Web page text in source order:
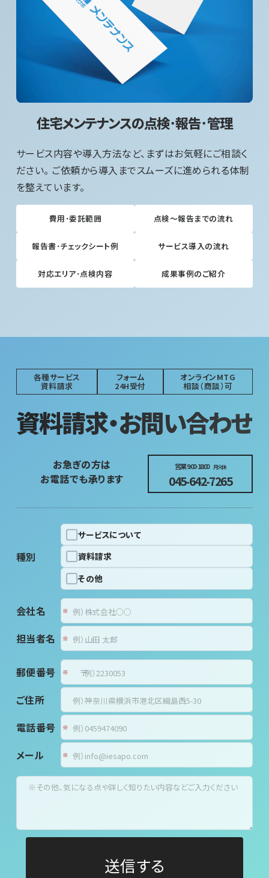
住宅メンテナンスの点検･報告･管理
サービス内容や導入方法など、まずはお気軽にご相談く
ださい。 ご依頼から導入までスムーズに進められる体制
を整えています。
費用･委託範囲 点検～報告までの流れ
報告書･チェックシート例 サービス導入の流れ
対応エリア･点検内容 成果事例のご紹介
各種サービス
資料請求
フォーム
24H受付
オンラインMTG
相談（商談）可
資料請求・お問い合わせ
お急ぎの方は
お電話でも承ります
営業 9:00-18:00 月火休
045-642-7265
種別
サービスについて
資料請求
その他
会社名
担当者名
郵便番号 〒
ご住所
電話番号
メール